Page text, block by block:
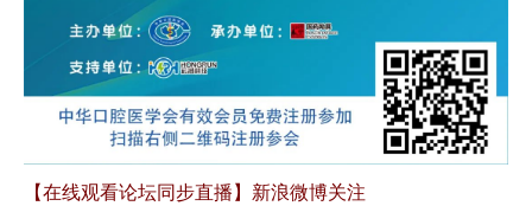
【在线观看论坛同步直播】新浪微博关注